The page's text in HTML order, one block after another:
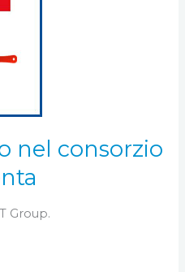
nel consorzio
Group.